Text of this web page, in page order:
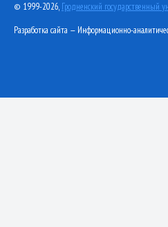
© 1999-2026, Гродненский государственный
Разработка сайта — Информационно-